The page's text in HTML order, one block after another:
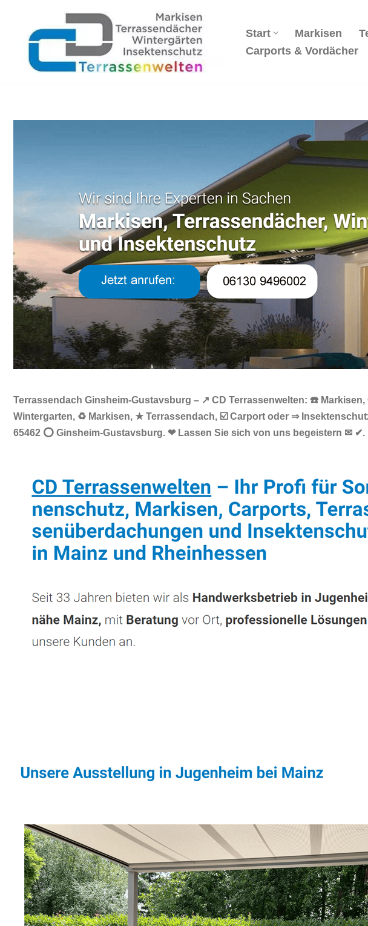
springen
Start Markisen
Carports & Vordächer
Terrassendach Ginsheim-Gustavsburg – ↗️ CD Terrassenwelten: ☎️
Wintergarten, ♻ Markisen, ★ Terrassendach, ☑️ Carport oder ⇒
65462 ⭕ Ginsheim-Gustavsburg. ❤ Lassen Sie sich von uns begeistern ✉ ✔.